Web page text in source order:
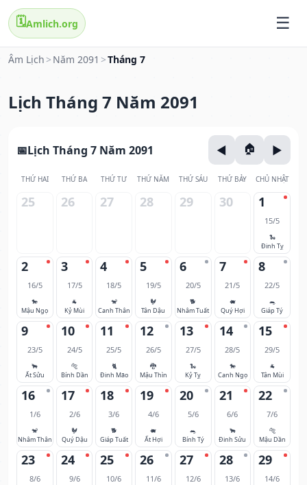
🗓️Amlich.org
Âm Lịch > Năm 2091 >Tháng 7
Lịch Tháng 7 Năm 2091
Lịch Tháng 7 Năm 2091
THỨ HAI THỨ BA THỨ TƯ THỨ NĂM THỨ SÁU THỨ BẢY CHỦ NHẬT
25 26 27 28 29 30 1
15/5
🐍
Đinh Tỵ
2
16/5
🐎
Mậu Ngọ
3
17/5
🐐
Kỷ Mùi
4
18/5
🐒
Canh Thân
5
19/5
🐓
Tân Dậu
6
20/5
🐕
Nhâm Tuất
7
21/5
🐖
Quý Hợi
8
22/5
🐀
Giáp Tý
9
23/5
🐂
Ất Sửu
10
24/5
🐅
Bính Dần
11
25/5
🐈
Đinh Mão
12
26/5
🐉
Mậu Thìn
13
27/5
🐍
Kỷ Tỵ
14
28/5
🐎
Canh Ngọ
15
29/5
🐐
Tân Mùi
16
1/6
🐒
Nhâm Thân
17
2/6
🐓
Quý Dậu
18
3/6
🐕
Giáp Tuất
19
4/6
🐖
Ất Hợi
20
5/6
🐀
Bính Tý
21
6/6
🐂
Đinh Sửu
22
7/6
🐅
Mậu Dần
23
8/6
24
9/6
25
10/6
26
11/6
27
12/6
28
13/6
29
14/6